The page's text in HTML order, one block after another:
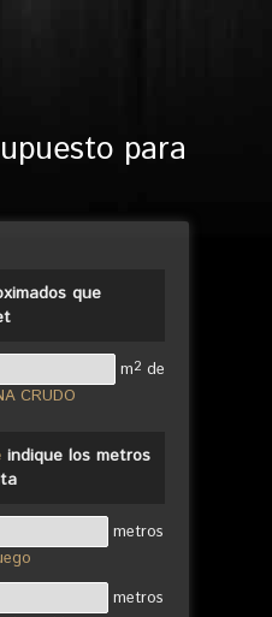
para
que
m2 de
CRUDO
indique los metros
metros
metros